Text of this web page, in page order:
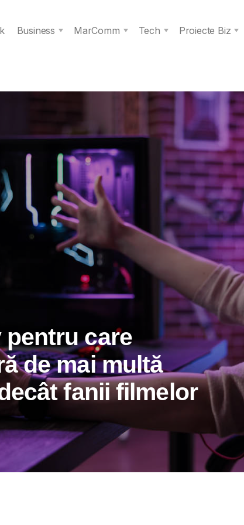
Business MarComm Tech
Proiecte Biz
care
de mai multă
fanii filmelor